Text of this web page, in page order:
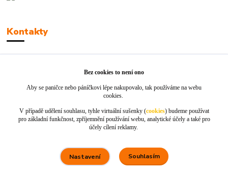
Kontakty
info@jackie-shop.cz
Vytvořeno na Eshop-rychle.cz
Bez cookies to není ono
Aby se paničce nebo páníčkovi lépe nakupovalo, tak používáme na webu
cookies.
V případě udělení souhlasu, tyhle virtuální sušenky (cookies) budeme používat
pro základní funkčnost, zpříjemnění používání webu, analytické účely a také pro
účely cílení reklamy.
Nastavení Souhlasím